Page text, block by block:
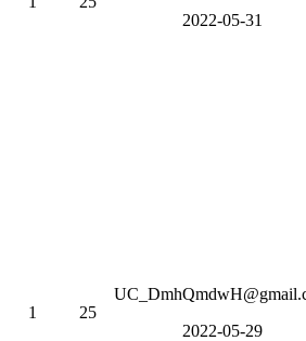
2022-05-31
1 25
2022-05-29